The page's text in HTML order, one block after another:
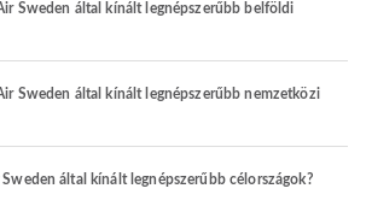
Sweden által kínált legnépszerűbb belföldi
Sweden által kínált legnépszerűbb nemzetközi
által kínált legnépszerűbb célországok?